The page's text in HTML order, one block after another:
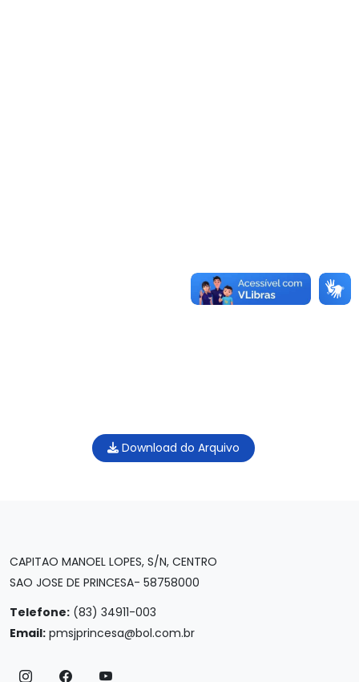
Download do Arquivo
CAPITAO MANOEL LOPES, S/N, CENTRO
SAO JOSE DE PRINCESA- 58758000
Telefone: (83) 34911-003
Email: pmsjprincesa@bol.com.br